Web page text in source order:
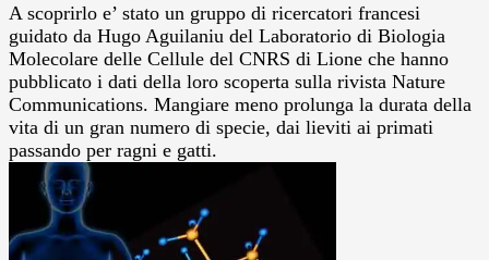
A scoprirlo e’ stato un gruppo di ricercatori francesi
guidato da Hugo Aguilaniu del Laboratorio di Biologia
Molecolare delle Cellule del CNRS di Lione che hanno
pubblicato i dati della loro scoperta sulla rivista Nature
Communications. Mangiare meno prolunga la durata della
vita di un gran numero di specie, dai lieviti ai primati
passando per ragni e gatti.